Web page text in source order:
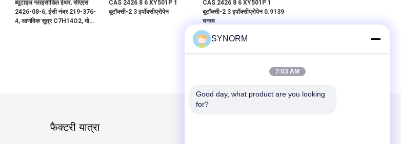
ब्यूटाइल ग्लाइसीडिल ईथर, सीएएस
2426-08-6, ईसी नंबर 219-376-
4, आणविक सूत्र C7H14O2, मोनो-
CAS 2426 8 6 XY501P 1
बूटॉक्सी-2 3 इपॉक्सीप्रोपेन
CAS 2426 8 6 XY501P 1
बूटॉक्सी-2 3 इपॉक्सीप्रोपेन 0.9139
घनत्व
फैक्टरी यात्रा
SYNORM
7:03 AM
Good day, what product are you looking
for?